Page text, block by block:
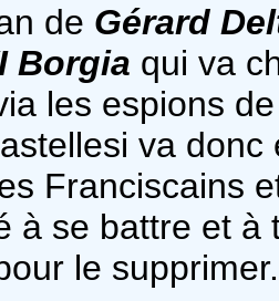
de Gérard
Borgia qui va
les espions
va
Franciscains
à se battre et
le supprimer.